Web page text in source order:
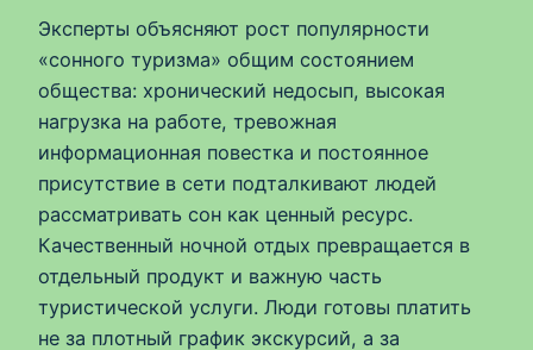
Эксперты объясняют рост популярности
«сонного туризма» общим состоянием
общества: хронический недосып, высокая
нагрузка на работе, тревожная
информационная повестка и постоянное
присутствие в сети подталкивают людей
рассматривать сон как ценный ресурс.
Качественный ночной отдых превращается в
отдельный продукт и важную часть
туристической услуги. Люди готовы платить
не за плотный график экскурсий, а за